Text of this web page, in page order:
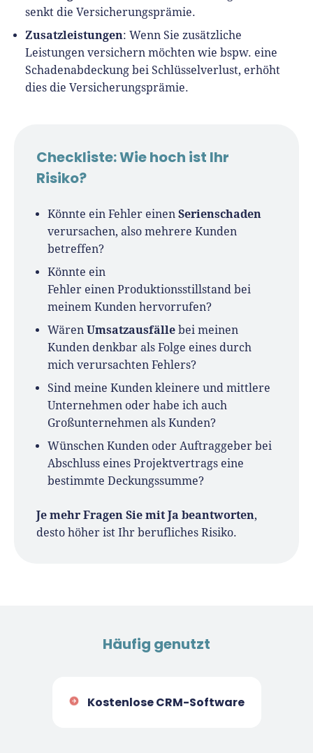
senkt die Versicherungsprämie.
Zusatzleistungen: Wenn Sie zusätzliche
Leistungen versichern möchten wie bspw. eine
Schadenabdeckung bei Schlüsselverlust, erhöht
dies die Versicherungsprämie.
Checkliste: Wie hoch ist Ihr
Risiko?
Könnte ein Fehler einen Serienschaden
verursachen, also mehrere Kunden
betreffen?
Könnte ein
Fehler einen Produktionsstillstand bei
meinem Kunden hervorrufen?
Wären Umsatzausfälle bei meinen
Kunden denkbar als Folge eines durch
mich verursachten Fehlers?
Sind meine Kunden kleinere und mittlere
Unternehmen oder habe ich auch
Großunternehmen als Kunden?
Wünschen Kunden oder Auftraggeber bei
Abschluss eines Projektvertrags eine
bestimmte Deckungssumme?
Je mehr Fragen Sie mit Ja beantworten,
desto höher ist Ihr berufliches Risiko.
Häufig genutzt
Kostenlose CRM-Software